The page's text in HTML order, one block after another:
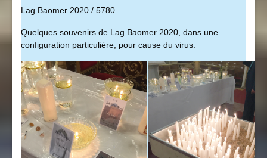
Lag Baomer 2020 / 5780
Quelques souvenirs de Lag Baomer 2020, dans une
configuration particulière, pour cause du virus.